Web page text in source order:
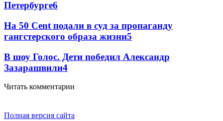
Петербурге6
На 50 Cent подали в суд за пропаганду
гангстерского образа жизни5
В шоу Голос. Дети победил Александр
Зазарашвили4
Читать комментарии
Полная версия сайта